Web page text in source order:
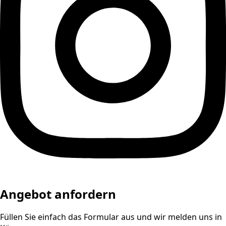
Angebot anfordern
Füllen Sie einfach das Formular aus und wir melden uns in